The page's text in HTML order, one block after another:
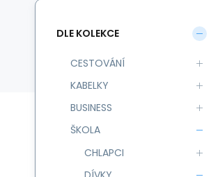
DLE KOLEKCE
CESTOVÁNÍ
KABELKY
BUSINESS
ŠKOLA
CHLAPCI